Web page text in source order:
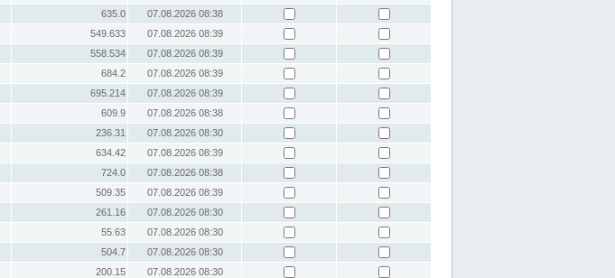
635.0
07.08.2026 08:38
549.633
07.08.2026 08:39
558.534
07.08.2026 08:39
684.2
07.08.2026 08:39
695.214
07.08.2026 08:39
609.9
07.08.2026 08:38
236.31
07.08.2026 08:30
634.42
07.08.2026 08:39
724.0
07.08.2026 08:38
509.35
07.08.2026 08:39
261.16
07.08.2026 08:30
55.63
07.08.2026 08:30
504.7
07.08.2026 08:30
200.15
07.08.2026 08:30